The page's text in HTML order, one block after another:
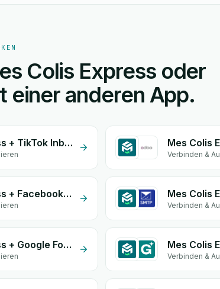
Colis Express oder
einer anderen App.
Mes Colis Express + TikTok Inbox Mes Colis
Verbinden &
Mes Colis Express + Facebook Conversion API (CAPI) Mes Colis
Verbinden &
Mes Colis Express + Google Form Integration Mes Colis
Verbinden &